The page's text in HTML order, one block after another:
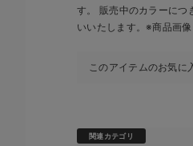
す。 販売中のカラーにつ
いいたします。 ※商品画
このアイテムのお気に
関連カテゴリ